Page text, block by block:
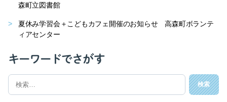
森町立図書館
夏休み学習会＋こどもカフェ開催のお知らせ 高森町ボランテ
ィアセンター
キーワードでさがす
検
対